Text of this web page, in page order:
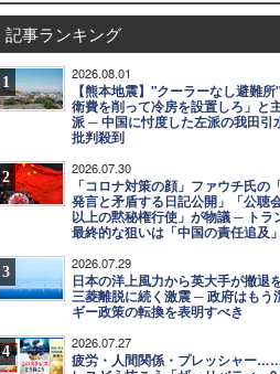
記事ランキング
1 2026.08.01
【熊本地震】"クーラーなし避難
衛費を削って冷房を設置しろ」と
派 ─ 中国に忖度した左派の我田引
批判殺到
2 2026.07.30
「コロナ対策の顔」ファウチ氏の
発言と矛盾する日記公開」「公聴
以上の黙秘権行使」が物議 ─ トラ
最終的な狙いは「中国の責任追及
3 2026.07.29
日本の洋上風力から英大手が撤退
三菱離脱に続く激震 ─ 政府はもう
ギー政策の転換を表明すべき
4 2026.07.27
疲労・人間関係・プレッシャー